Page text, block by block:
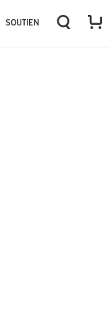
SOUTIEN